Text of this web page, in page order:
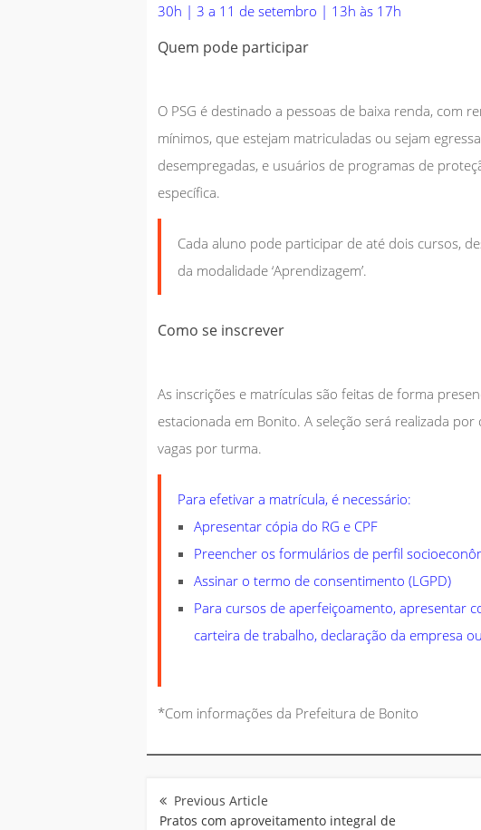
30h | 3 a 11 de setembro | 13h às 17h
Quem pode participar
O PSG é destinado a pessoas de baixa renda, com
mínimos, que estejam matriculadas ou sejam
desempregadas, e usuários de programas de
específica.
Cada aluno pode participar de até dois cursos,
da modalidade ‘Aprendizagem’.
Como se inscrever
As inscrições e matrículas são feitas de forma
estacionada em Bonito. A seleção será realizada
vagas por turma.
Para efetivar a matrícula, é necessário:
Apresentar cópia do RG e CPF
Preencher os formulários de perfil
Assinar o termo de consentimento (LGPD)
Para cursos de aperfeiçoamento, apresentar
carteira de trabalho, declaração da empresa
*Com informações da Prefeitura de Bonito
de
Post
Pratos com aproveitamento integral de